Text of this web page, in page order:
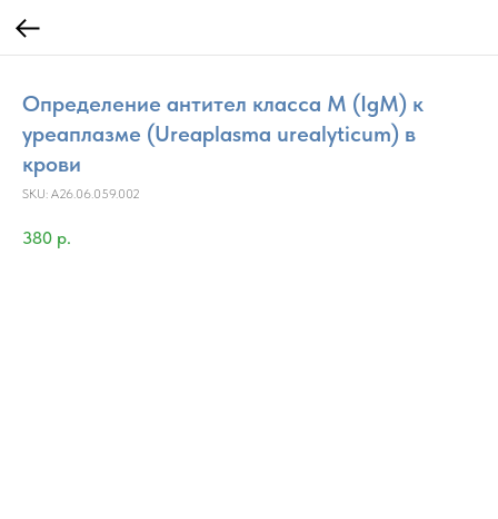
Определение антител класса M (IgM) к
уреаплазме (Ureaplasma urealyticum) в
крови
SKU: A26.06.059.002
380 р.